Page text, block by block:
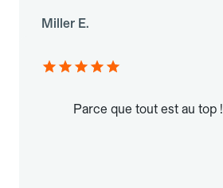
Miller E.
Parce que tout est au top !